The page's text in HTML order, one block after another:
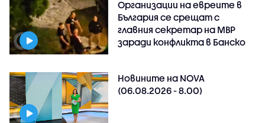
Организации на евреите в
България се срещат с
главния секретар на МВР
заради конфликта в Банско
Новините на NOVA
(06.08.2026 - 8.00)